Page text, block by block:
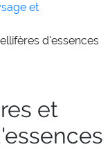
et
d'essences
et